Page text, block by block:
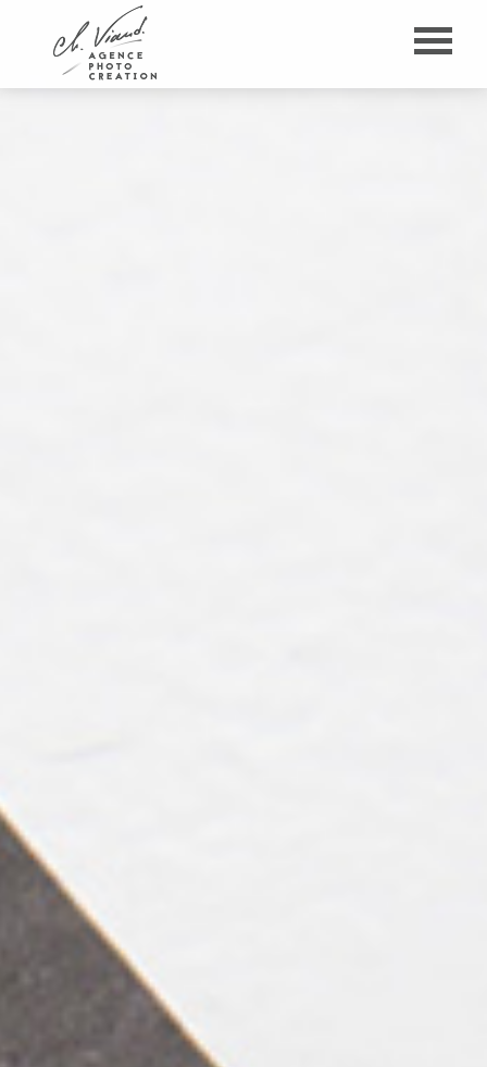
Panneau de gestion des cookies